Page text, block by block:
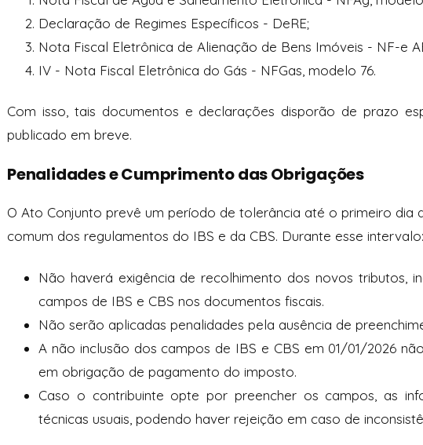
Declaração de Regimes Específicos - DeRE;
Nota Fiscal Eletrônica de Alienação de Bens Imóveis - NF-e
IV - Nota Fiscal Eletrônica do Gás - NFGas, modelo 76.
Com isso, tais documentos e declarações disporão de prazo
publicado em breve.
Penalidades e Cumprimento das Obrigações
O Ato Conjunto prevê um período de tolerância até o primeiro
comum dos regulamentos do IBS e da CBS. Durante esse intervalo:
Não haverá exigência de recolhimento dos novos tributos,
campos de IBS e CBS nos documentos fiscais.
Não serão aplicadas penalidades pela ausência de
A não inclusão dos campos de IBS e CBS em 01/01/2026
em obrigação de pagamento do imposto.
Caso o contribuinte opte por preencher os campos, as
técnicas usuais, podendo haver rejeição em caso de